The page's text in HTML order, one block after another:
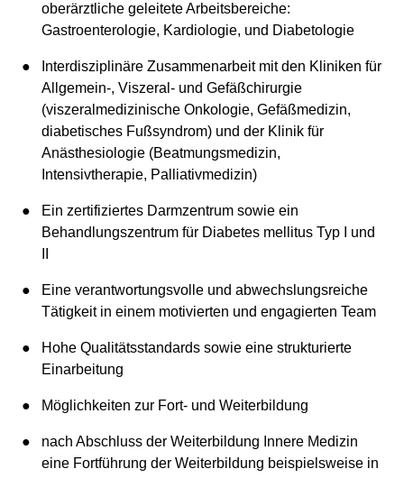
oberärztliche geleitete Arbeitsbereiche:
Gastroenterologie, Kardiologie, und Diabetologie
Interdisziplinäre Zusammenarbeit mit den Kliniken für
Allgemein-, Viszeral- und Gefäßchirurgie
(viszeralmedizinische Onkologie, Gefäßmedizin,
diabetisches Fußsyndrom) und der Klinik für
Anästhesiologie (Beatmungsmedizin,
Intensivtherapie, Palliativmedizin)
Ein zertifiziertes Darmzentrum sowie ein
Behandlungszentrum für Diabetes mellitus Typ I und
Eine verantwortungsvolle und abwechslungsreiche
Tätigkeit in einem motivierten und engagierten Team
Hohe Qualitätsstandards sowie eine strukturierte
Einarbeitung
Möglichkeiten zur Fort- und Weiterbildung
nach Abschluss der Weiterbildung Innere Medizin
eine Fortführung der Weiterbildung beispielsweise in